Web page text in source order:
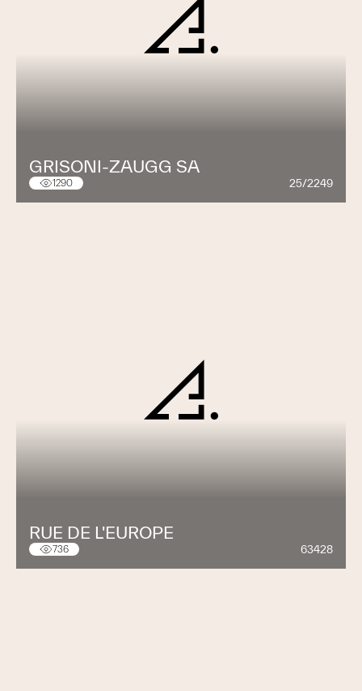
GRISONI-ZAUGG SA
1290 25/2249
RUE DE L'EUROPE
736 63428